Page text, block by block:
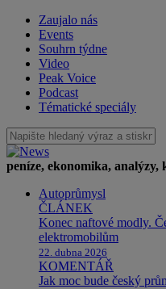
Zaujalo nás
Events
Souhrn týdne
Video
Peak Voice
Podcast
Tématické speciály
peníze, ekonomika, analýzy,
Autoprůmysl
ČLÁNEK
Konec naftové modly.
elektromobilům
22. dubna 2026
KOMENTÁŘ
Jak moc bude český